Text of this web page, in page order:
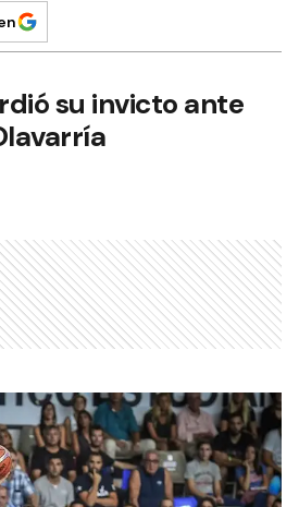
su invicto ante